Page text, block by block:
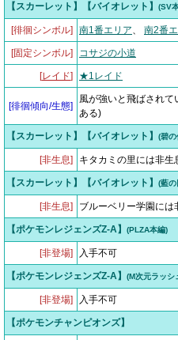
【スカーレット】【バイオレット】 (SV
[徘徊シンボル] 南1番エリア、 南2番
[固定シンボル] コサジの小道
[レイド] ★1レイド
[徘徊傾向/生態]
風が強いと飛ばされ
ある)
【スカーレット】【バイオレット】 (碧の
[非生息] キタカミの里には非生
【スカーレット】【バイオレット】 (藍の
[非生息] ブルーベリー学園には
【ポケモンレジェンズZ-A】 (PLZA本編)
[非登場] 入手不可
【ポケモンレジェンズZ-A】 (M次元ラッシ
[非登場] 入手不可
【ポケモンチャンピオンズ】